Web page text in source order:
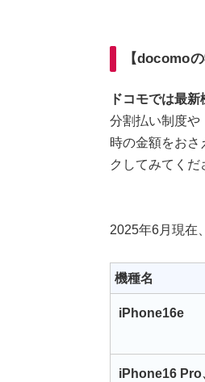
【docomo
ドコモでは最
分割払い制度や
時の金額をおさ
クしてみてくだ
2025年6月現在
機種名
iPhone16e
iPhone16 Pro